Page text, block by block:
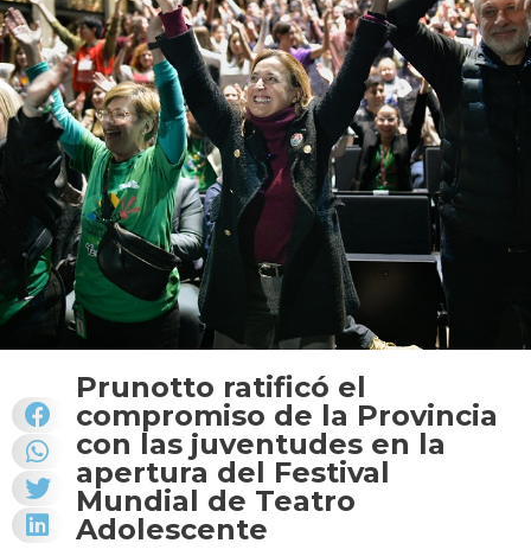
Prunotto ratificó el
compromiso de la Provincia
con las juventudes en la
apertura del Festival
Mundial de Teatro
Adolescente